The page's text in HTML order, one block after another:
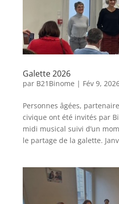
Galette 2026
par B21Binome | Fév 9,
Personnes âgées,
civique ont été invités par
midi musical suivi d’un
le partage de la galette.